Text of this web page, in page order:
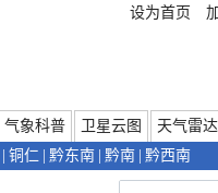
设为首页
气象科普 卫星云图 天气雷达
铜仁 黔东南 黔南 黔西南